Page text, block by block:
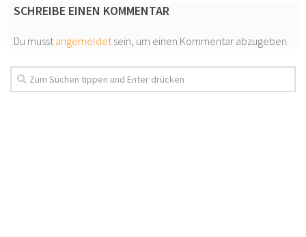
SCHREIBE EINEN KOMMENTAR
Du musstangemeldetsein, um einen Kommentar abzugeben.